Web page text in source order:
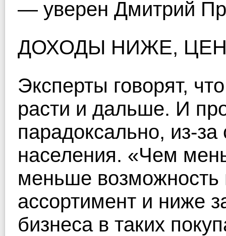
— уверен Дмитрий
ДОХОДЫ НИЖЕ,
Эксперты говорят,
расти и дальше. И
парадоксально, из-
населения. «Чем
меньше
ассортимент и ниже
бизнеса в таких